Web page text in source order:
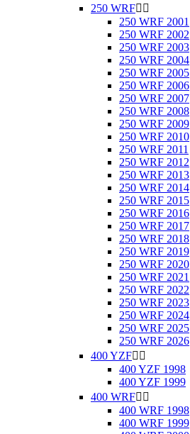
250 WRF 
250 WRF 2001
250 WRF 2002
250 WRF 2003
250 WRF 2004
250 WRF 2005
250 WRF 2006
250 WRF 2007
250 WRF 2008
250 WRF 2009
250 WRF 2010
250 WRF 2011
250 WRF 2012
250 WRF 2013
250 WRF 2014
250 WRF 2015
250 WRF 2016
250 WRF 2017
250 WRF 2018
250 WRF 2019
250 WRF 2020
250 WRF 2021
250 WRF 2022
250 WRF 2023
250 WRF 2024
250 WRF 2025
250 WRF 2026
400 YZF 
400 YZF 1998
400 YZF 1999
400 WRF 
400 WRF 1998
400 WRF 1999